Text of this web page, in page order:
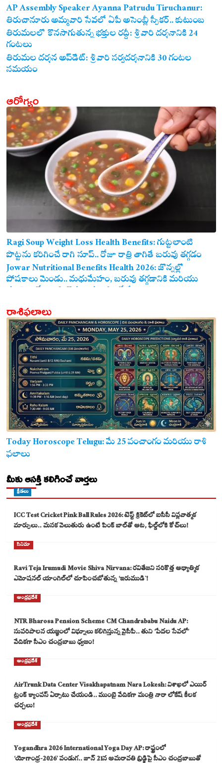
AP Assembly Speaker Ayanna Patrudu Tiruchanur:
తిరుచానూరు అమ్మవారి సేవలో ఏపీ అసెంబ్లీ స్పీకర్.. కుటుంబ
సమేతంగా దర్శించుకున్న అయ్యన్నపాత్రుడు!
తిరుమలలో కొనసాగుతున్న భక్తుల రద్దీ: శ్రీవారి దర్శనానికి 24
గంటలు
తిరుమల దర్శన అప్‌డేట్: శ్రీవారి సర్వదర్శనానికి 30 గంటల
సమయం
ఆరోగ్యం
Ragi Soup Weight Loss Health Benefits: గుట్టలాంటి
పొట్టను కరిగించే రాగి సూప్.. రోజూ రాత్రి తాగితే బరువు తగ్గడం
ఖాయం!
Jowar Nutritional Benefits Health 2026: జొన్నల్లో
పోషకాలు మెండు.. మధుమేహం, బరువు తగ్గడానికి మరియు
గుండె ఆరోగ్యానికి జొన్న అన్నం ఎంతో మేలు!
రాశిఫలాలు
Today Horoscope Telugu: మే 25 పంచాంగం మరియు రాశి
ఫలాలు
మీకు ఆసక్తి కలిగించే వార్తలు
క్రీడలు
ICC Test Cricket Pink Ball Rules 2026: టెస్ట్ క్రికెట్‌లో ఐసీసీ విప్లవాత్మక
మార్పులు.. మసక వెలుతురు ఉంటే పింక్ బాల్‌తో ఆట, ఫీల్డ్‌లోకి కోచ్‌లు!
సినిమా
Ravi Teja Irumudi Movie Shiva Nirvana: రవితేజని సరికొత్త ఆధ్యాత్మిక
ఎమోషనల్ యాంగిల్‌లో చూపించబోతున్న ‘ఇరుముడి`!
ఆంధ్రప్రదేశ్
NTR Bharosa Pension Scheme CM Chandrababu Naidu AP:
సుపరిపాలన యజ్ఞంలో విఘ్నాలు కలిగిస్తున్న వైసీపీ.. తుని ‘పేదల సేవలో’
వేదికగా సీఎం చంద్రబాబు ధ్వజం!
ఆంధ్రప్రదేశ్
AirTrunk Data Center Visakhapatnam Nara Lokesh: విశాఖలో ఎయిర్
ట్రంక్ క్యాంపస్ ఏర్పాటు చేయండి.. ముంబై వేదికగా మంత్రి నారా లోకేష్ కీలక
చర్చలు!
ఆంధ్రప్రదేశ్
Yogandhra 2026 International Yoga Day AP: రాష్ట్రంలో
‘యోగాంధ్ర-2026’ పండుగ.. జూన్ 21న అమరావతి బ్రిడ్జిపై సీఎం చంద్రబాబుతో